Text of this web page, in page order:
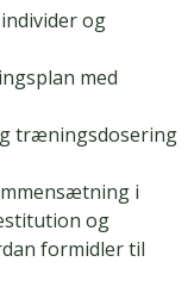
og
med
træningsdosering
i
og
formidler til